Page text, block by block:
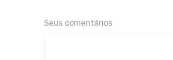
Seus comentários